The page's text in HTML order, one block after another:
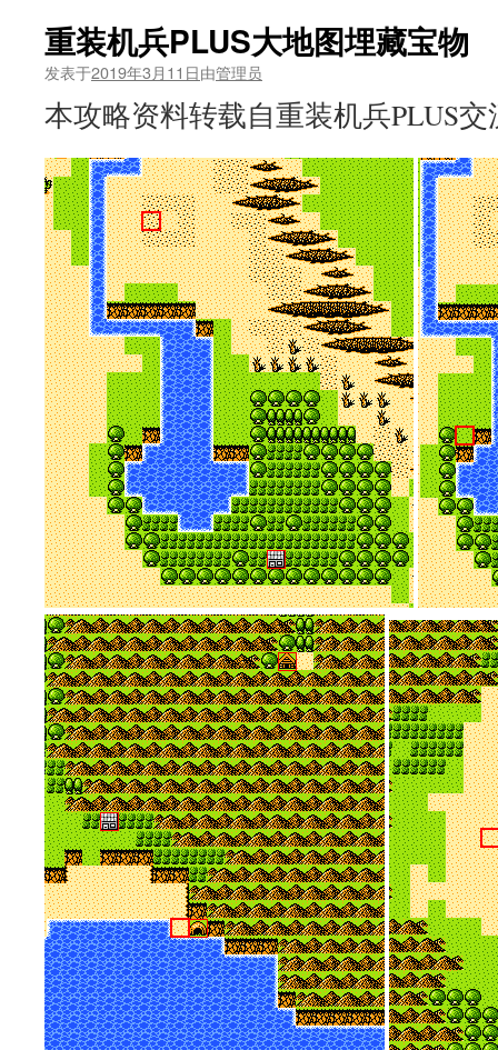
重装机兵PLUS大地图埋藏宝物
发表于2019年3月11日由管理员
本攻略资料转载自重装机兵PLUS交